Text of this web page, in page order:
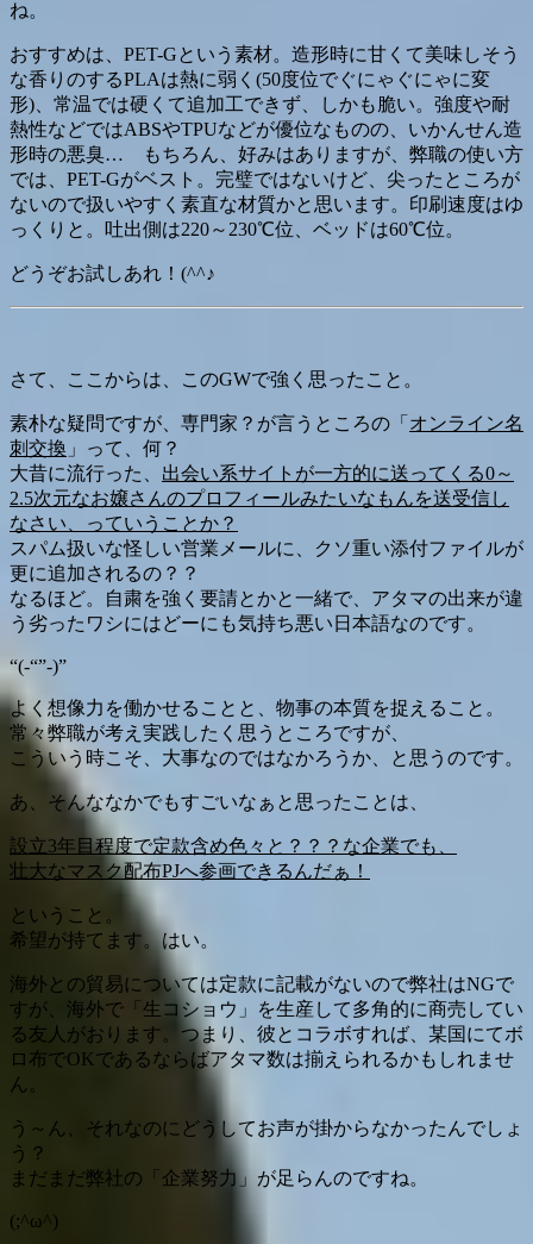
ね。
おすすめは、PET-Gという素材。造形時に甘くて美味しそう
な香りのするPLAは熱に弱く(50度位でぐにゃぐにゃに変
形)、常温では硬くて追加工できず、しかも脆い。強度や耐
熱性などではABSやTPUなどが優位なものの、いかんせん造
形時の悪臭… もちろん、好みはありますが、弊職の使い方
では、PET-Gがベスト。完璧ではないけど、尖ったところが
ないので扱いやすく素直な材質かと思います。印刷速度はゆ
っくりと。吐出側は220～230℃位、ベッドは60℃位。
どうぞお試しあれ！(^^♪
さて、ここからは、このGWで強く思ったこと。
素朴な疑問ですが、専門家？が言うところの「 オンライン名
刺交換 」って、何？
大昔に流行った、 出会い系サイトが一方的に送ってくる0～
2.5次元なお嬢さんのプロフィールみたいなもんを送受信し
なさい、っていうことか？
スパム扱いな怪しい営業メールに、クソ重い添付ファイルが
更に追加されるの？？
なるほど。自粛を強く要請とかと一緒で、アタマの出来が違
う劣ったワシにはどーにも気持ち悪い日本語なのです。
“(-“”-)”
よく想像力を働かせることと、物事の本質を捉えること。
常々弊職が考え実践したく思うところですが、
こういう時こそ、大事なのではなかろうか、と思うのです。
あ、そんななかでもすごいなぁと思ったことは、
設立3年目程度で定款含め色々と？？？な企業でも、
壮大なマスク配布PJへ参画できるんだぁ！
ということ。
希望が持てます。はい。
海外との貿易については定款に記載がないので弊社はNGで
すが、海外で「生コショウ」を生産して多角的に商売してい
る友人がおります。つまり、彼とコラボすれば、某国にてボ
ロ布でOKであるならばアタマ数は揃えられるかもしれませ
ん。
う～ん、それなのにどうしてお声が掛からなかったんでしょ
う？
まだまだ弊社の「企業努力」が足らんのですね。
(;^ω^)